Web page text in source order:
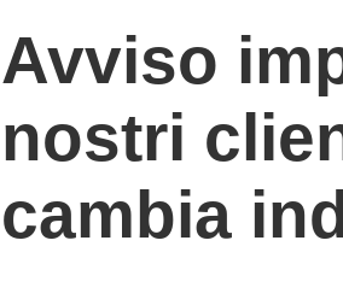
Avviso
nostri
cambia